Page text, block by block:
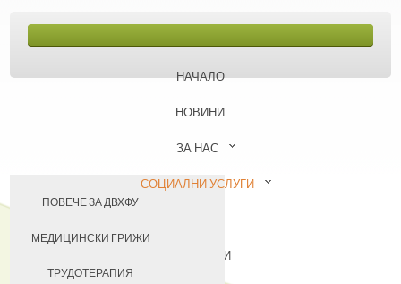
НАЧАЛО
НОВИНИ
ЗА НАС
ПОВЕЧЕ ЗА ДВХФУ
НАШИЯТ ЕКИП
УЧАСТИЕ В ПРОЕКТИ
СОЦИАЛНИ УСЛУГИ
МЕДИЦИНСКИ ГРИЖИ
ТРУДОТЕРАПИЯ
КОНТАКТИ